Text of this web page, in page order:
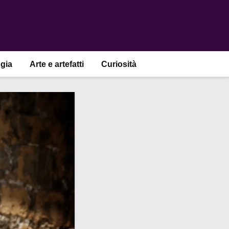
Arte e artefatti Curiosità